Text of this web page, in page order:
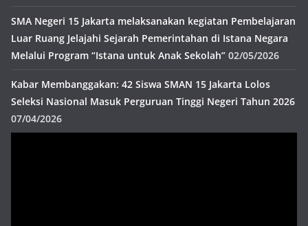
SMA Negeri 15 Jakarta melaksanakan kegiatan Pembelajaran
Luar Ruang Jelajahi Sejarah Pemerintahan di Istana Negara
Melalui Program “Istana untuk Anak Sekolah” 02/05/2026
Kabar Membanggakan: 42 Siswa SMAN 15 Jakarta Lolos
Seleksi Nasional Masuk Perguruan Tinggi Negeri Tahun 2026
07/04/2026